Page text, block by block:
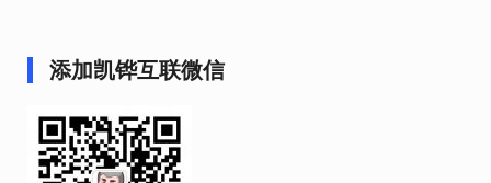
添加凯铧互联微信